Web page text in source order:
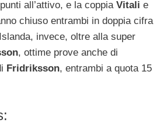
all’attivo, e la coppia Vitali e
chiuso entrambi in doppia cifra
invece, oltre alla super
, ottime prove anche di
Fridriksson, entrambi a quota 15